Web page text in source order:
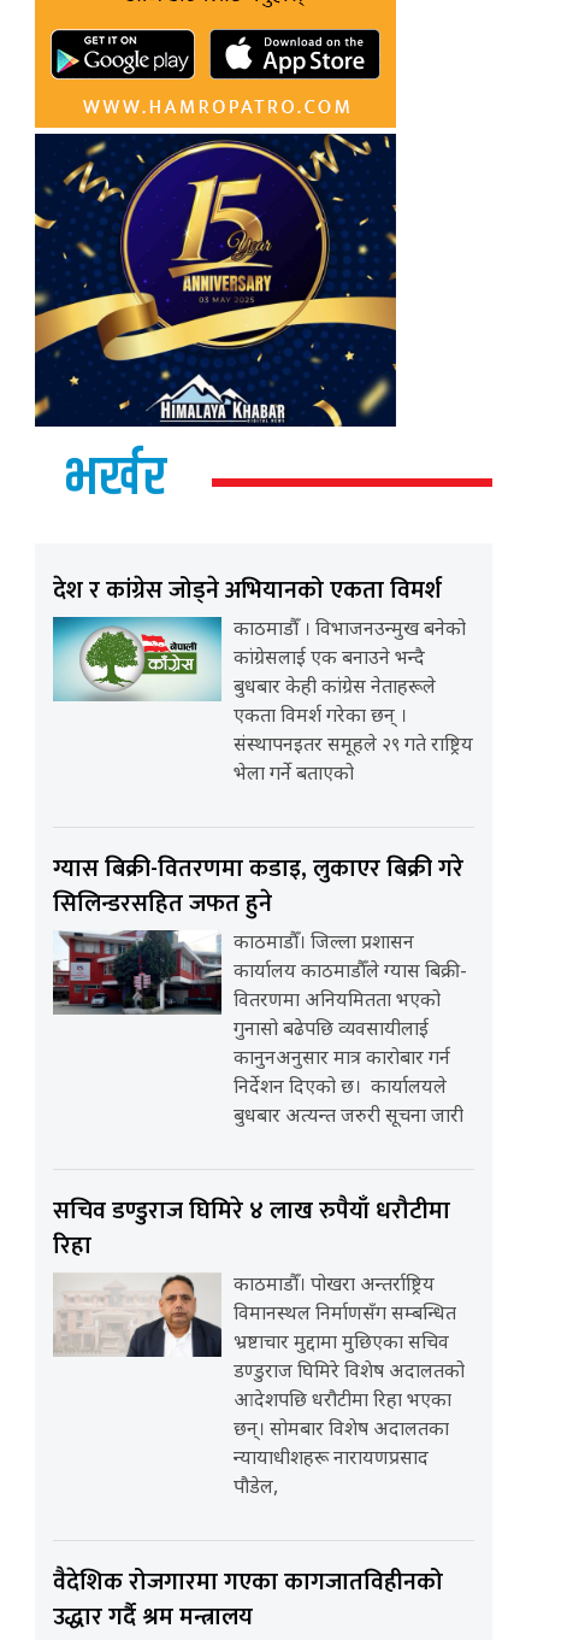
भर्खर
देश र कांग्रेस जोड्ने अभियानको एकता विमर्श
काठमाडौँ । विभाजनउन्मुख बनेको
कांग्रेसलाई एक बनाउने भन्दै
बुधबार केही कांग्रेस नेताहरूले
एकता विमर्श गरेका छन् ।
संस्थापनइतर समूहले २९ गते राष्ट्रिय
भेला गर्ने बताएको
ग्यास बिक्री-वितरणमा कडाइ, लुकाएर बिक्री गरे
सिलिन्डरसहित जफत हुने
काठमाडौँ। जिल्ला प्रशासन
कार्यालय काठमाडौँले ग्यास बिक्री-
वितरणमा अनियमितता भएको
गुनासो बढेपछि व्यवसायीलाई
कानुनअनुसार मात्र कारोबार गर्न
निर्देशन दिएको छ। कार्यालयले
बुधबार अत्यन्त जरुरी सूचना जारी
सचिव डण्डुराज घिमिरे ४ लाख रुपैयाँ धरौटीमा
रिहा
काठमाडौँ। पोखरा अन्तर्राष्ट्रिय
विमानस्थल निर्माणसँग सम्बन्धित
भ्रष्टाचार मुद्दामा मुछिएका सचिव
डण्डुराज घिमिरे विशेष अदालतको
आदेशपछि धरौटीमा रिहा भएका
छन्। सोमबार विशेष अदालतका
न्यायाधीशहरू नारायणप्रसाद
पौडेल,
वैदेशिक रोजगारमा गएका कागजातविहीनको
उद्धार गर्दै श्रम मन्त्रालय